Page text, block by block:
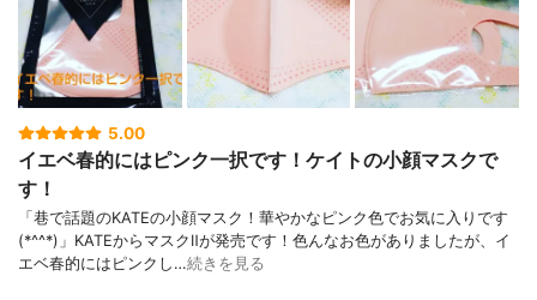
5.00
イエベ春的にはピンク一択です！ケイトの小顔マスクで
す！
「巷で話題のKATEの小顔マスク！華やかなピンク色でお気に入りです
(*^^*)」KATEからマスクⅡが発売です！色んなお色がありましたが、イ
エベ春的にはピンクし…続きを見る